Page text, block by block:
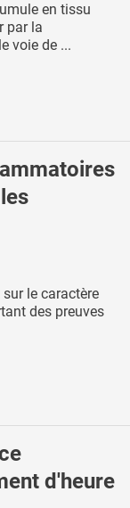
en tissu
par la
voie de ...
le caractère
des preuves
d'heure